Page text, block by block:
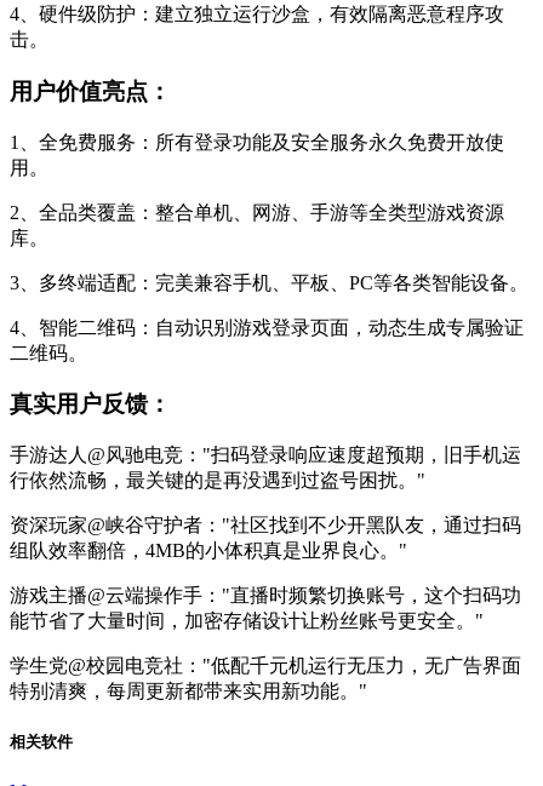
4、硬件级防护：建立独立运行沙盒，有效隔离恶意程序攻
击。
用户价值亮点：
1、全免费服务：所有登录功能及安全服务永久免费开放使
用。
2、全品类覆盖：整合单机、网游、手游等全类型游戏资源
库。
3、多终端适配：完美兼容手机、平板、PC等各类智能设备。
4、智能二维码：自动识别游戏登录页面，动态生成专属验证
二维码。
真实用户反馈：
手游达人@风驰电竞："扫码登录响应速度超预期，旧手机运
行依然流畅，最关键的是再没遇到过盗号困扰。"
资深玩家@峡谷守护者："社区找到不少开黑队友，通过扫码
组队效率翻倍，4MB的小体积真是业界良心。"
游戏主播@云端操作手："直播时频繁切换账号，这个扫码功
能节省了大量时间，加密存储设计让粉丝账号更安全。"
学生党@校园电竞社："低配千元机运行无压力，无广告界面
特别清爽，每周更新都带来实用新功能。"
相关软件